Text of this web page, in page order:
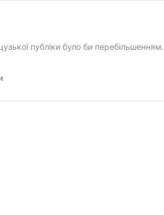
публіки було би перебільшенням.